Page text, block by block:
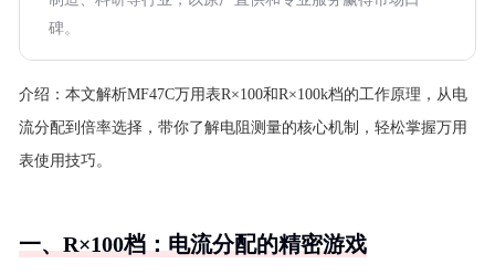
碑。
介绍： 本文解析MF47C万用表R×100和R×100k档的工作原理，从电
流分配到倍率选择，带你了解电阻测量的核心机制，轻松掌握万用
表使用技巧。
一、R×100档：电流分配的精密游戏